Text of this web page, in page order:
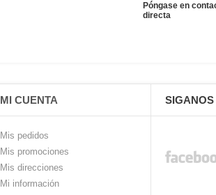
Póngase en
directa
MI CUENTA
Mis pedidos
Mis promociones
Mis direcciones
Mi información
SIGANOS